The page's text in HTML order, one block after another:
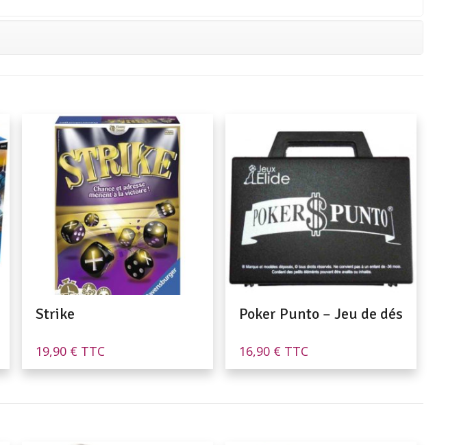
Strike
19,90 € TTC
Poker Punto – Jeu de dés
16,90 € TTC